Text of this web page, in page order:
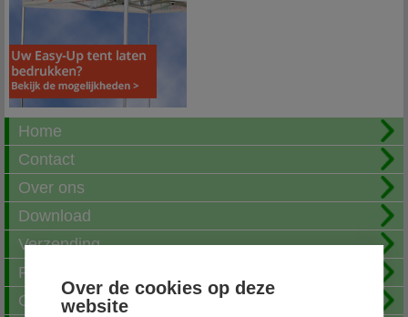
Over de cookies op deze
website
Home
Contact
Over ons
Download
Verzending
Fotoalbum
Openingstijden